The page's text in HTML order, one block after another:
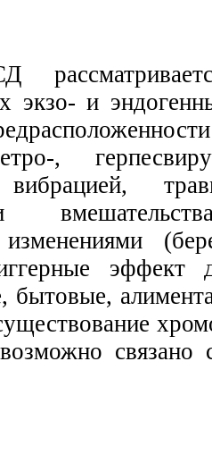
экзо- и
,
вибрацией,
эффект
связано